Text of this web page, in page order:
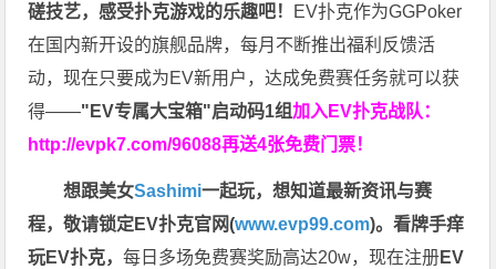
磋技艺，感受扑克游戏的乐趣吧！ EV扑克作为GGPoker
在国内新开设的旗舰品牌，每月不断推出福利反馈活
动，现在只要成为EV新用户，达成免费赛任务就可以获
得——"EV专属大宝箱"启动码1组加入EV扑克战队：
http://evpk7.com/96088再送4张免费门票！
想跟美女Sashimi一起玩，想知道最新资讯与赛
程，敬请锁定EV扑克官网(www.evp99.com)。看牌手痒
玩EV扑克，每日多场免费赛奖励高达20w，现在注册EV